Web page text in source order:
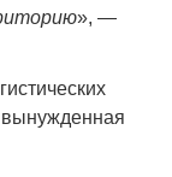
», —
вынужденная